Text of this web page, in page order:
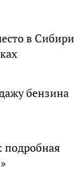
в Сибири
бензина
подробная